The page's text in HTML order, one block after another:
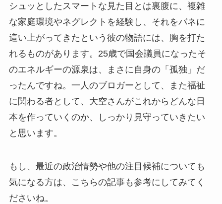
シュッとしたスマートな見た目とは裏腹に、複雑
な家庭環境やネグレクトを経験し、それをバネに
這い上がってきたという彼の物語には、胸を打た
れるものがあります。25歳で国会議員になったそ
のエネルギーの源泉は、まさに自身の「孤独」だ
ったんですね。一人のブロガーとして、また福祉
に関わる者として、大空さんがこれからどんな日
本を作っていくのか、しっかり見守っていきたい
と思います。
もし、最近の政治情勢や他の注目候補についても
気になる方は、こちらの記事も参考にしてみてく
ださいね。